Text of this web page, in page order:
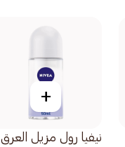
+
نيفيا رول مزيل العرق